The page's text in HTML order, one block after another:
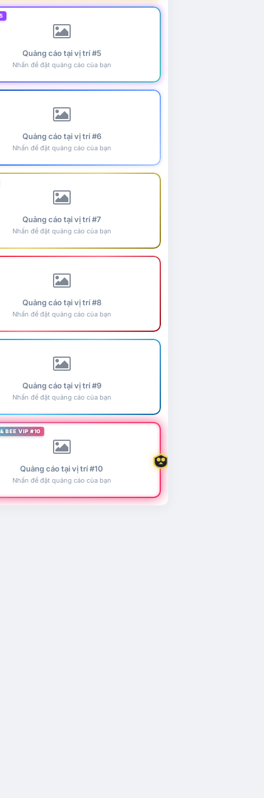
Quảng cáo tại vị trí #5
Nhấn để đặt quảng cáo của bạn
Quảng cáo tại vị trí #6
Nhấn để đặt quảng cáo của bạn
Quảng cáo tại vị trí #7
Nhấn để đặt quảng cáo của bạn
Quảng cáo tại vị trí #8
Nhấn để đặt quảng cáo của bạn
Quảng cáo tại vị trí #9
Nhấn để đặt quảng cáo của bạn
BEE VIP #10
Quảng cáo tại vị trí #10
Nhấn để đặt quảng cáo của bạn